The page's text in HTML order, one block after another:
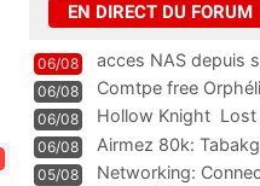
EN DIRECT DU FORUM
06/08 acces NAS depuis
06/08 Comtpe free
06/08 Hollow Knight 
06/08
Airmez 80k:
Technologie und
05/08 Networking: